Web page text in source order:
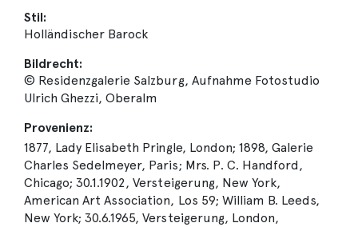
Stil:
Holländischer Barock
Bildrecht:
© Residenzgalerie Salzburg, Aufnahme Fotostudio
Ulrich Ghezzi, Oberalm
Provenienz:
1877, Lady Elisabeth Pringle, London; 1898, Galerie
Charles Sedelmeyer, Paris; Mrs. P. C. Handford,
Chicago; 30.1.1902, Versteigerung, New York,
American Art Association, Los 59; William B. Leeds,
New York; 30.6.1965, Versteigerung, London,